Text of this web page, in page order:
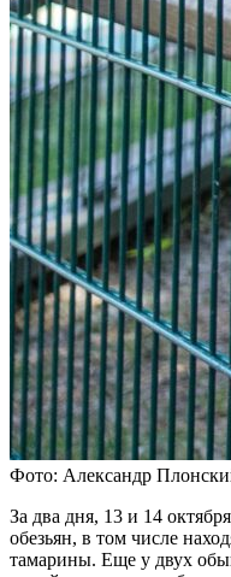
Фото: Александр
За два дня, 13 и 14
обезьян, в том числе
тамарины. Еще у двух